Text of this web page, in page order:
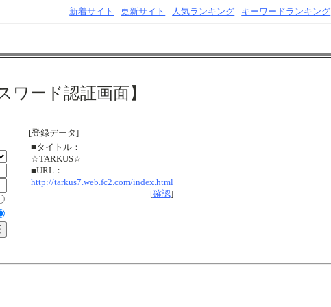
新着サイト -更新サイト - 人気ランキング - キーワードランキング
ワード認証画面】
[登録データ]
■タイトル：
☆TARKUS☆
■URL：
http://tarkus7.web.fc2.com/index.html
[確認]